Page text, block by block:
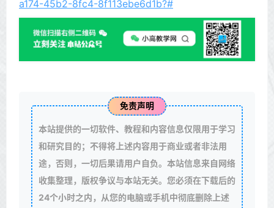
a174-45b2-8fc4-8f113ebe6d1b?#
免责声明
本站提供的一切软件、教程和内容信息仅限用于学习
和研究目的；不得将上述内容用于商业或者非法用
途，否则，一切后果请用户自负。本站信息来自网络
收集整理，版权争议与本站无关。您必须在下载后的
24个小时之内，从您的电脑或手机中彻底删除上述